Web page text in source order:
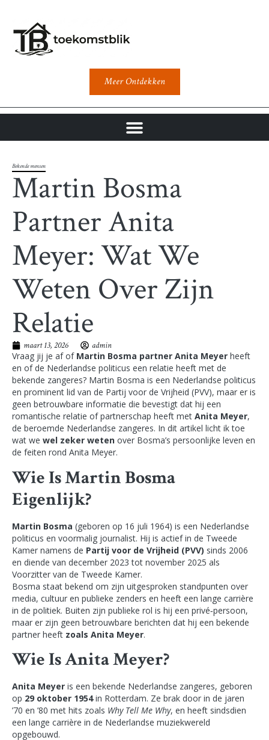
Meer Ontdekken
Bekende mensen
Martin Bosma
Partner Anita
Meyer: Wat We
Weten Over Zijn
Relatie
maart 13, 2026 admin
Vraag jij je af of Martin Bosma partner Anita Meyer heeft
en of de Nederlandse politicus een relatie heeft met de
bekende zangeres? Martin Bosma is een Nederlandse politicus
en prominent lid van de Partij voor de Vrijheid (PVV), maar er is
geen betrouwbare informatie die bevestigt dat hij een
romantische relatie of partnerschap heeft met Anita Meyer,
de beroemde Nederlandse zangeres. In dit artikel licht ik toe
wat we wel zeker weten over Bosma’s persoonlijke leven en
de feiten rond Anita Meyer.
Wie Is Martin Bosma
Eigenlijk?
Martin Bosma (geboren op 16 juli 1964) is een Nederlandse
politicus en voormalig journalist. Hij is actief in de Tweede
Kamer namens de Partij voor de Vrijheid (PVV) sinds 2006
en diende van december 2023 tot november 2025 als
Voorzitter van de Tweede Kamer.
Bosma staat bekend om zijn uitgesproken standpunten over
media, cultuur en publieke zenders en heeft een lange carrière
in de politiek. Buiten zijn publieke rol is hij een privé‑persoon,
maar er zijn geen betrouwbare berichten dat hij een bekende
partner heeft zoals Anita Meyer.
Wie Is Anita Meyer?
Anita Meyer is een bekende Nederlandse zangeres, geboren
op 29 oktober 1954in Rotterdam. Ze brak door in de jaren
’70 en ’80 met hits zoals Why Tell Me Why, en heeft sindsdien
een lange carrière in de Nederlandse muziekwereld
opgebouwd.